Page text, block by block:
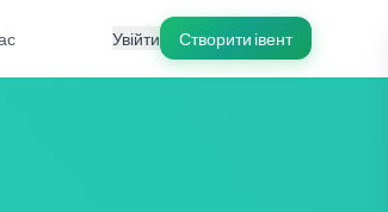
Увійти Створити івент